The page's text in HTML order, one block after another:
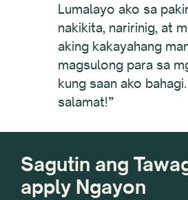
Lumalayo ako sa
nakikita, naririnig, at
aking kakayahang
magsulong para sa
kung saan ako
salamat!”
Sagutin ang
apply Ngayon